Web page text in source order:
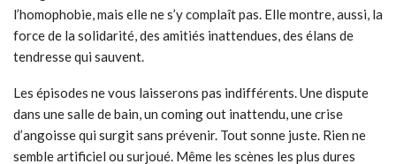
l’homophobie, mais elle ne s’y complaît pas. Elle montre, aussi, la
force de la solidarité, des amitiés inattendues, des élans de
tendresse qui sauvent.
Les épisodes ne vous laisserons pas indifférents. Une dispute
dans une salle de bain, un coming out inattendu, une crise
d’angoisse qui surgit sans prévenir. Tout sonne juste. Rien ne
semble artificiel ou surjoué. Même les scènes les plus dures